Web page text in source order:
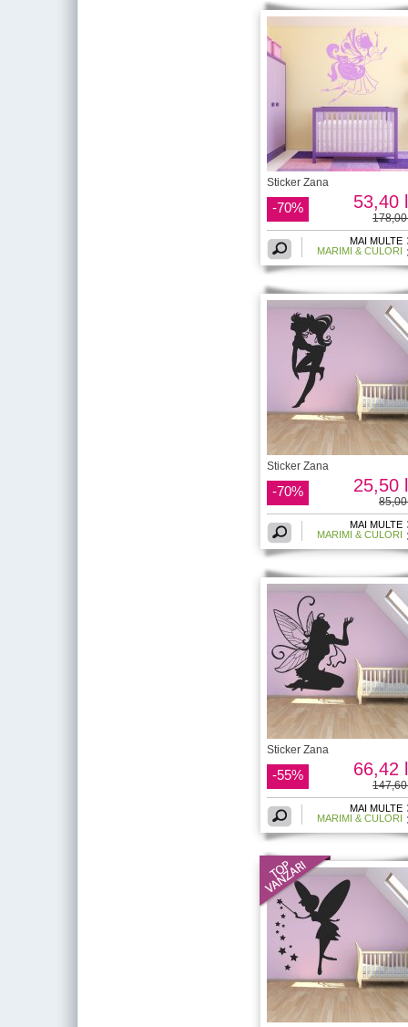
Sticker Zana
-70% 53,40
MAI MULTE
MARIMI & CULORI
Sticker Zana
-70% 25,50
MAI MULTE
MARIMI & CULORI
Sticker Zana
-55% 66,42
MAI MULTE
MARIMI & CULORI